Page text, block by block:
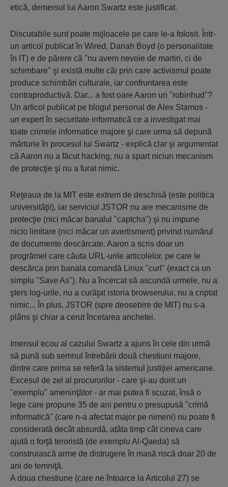
etică, demersul lui Aaron Swartz este justificat.
Discutabile sunt poate mijloacele pe care le-a folosit. Într-
un articol publicat în Wired, Danah Boyd (o personalitate
în IT) e de părere că "nu avem nevoie de martiri, ci de
schimbare" şi există multe căi prin care activismul poate
produce schimbări culturale, iar confruntarea este
contraproductivă. Dar... a fost oare Aaron un "robinhud"?
Un articol publicat pe blogul personal de Alex Stamos -
un expert în securitate informatică ce a investigat mai
toate crimele informatice majore şi care urma să depună
mărturie în procesul lui Swartz - explică clar şi argumentat
că Aaron nu a făcut hacking, nu a spart niciun mecanism
de protecţie şi nu a furat nimic.
Reţeaua de la MIT este extrem de deschisă (este politica
universităţii), iar serviciul JSTOR nu are mecanisme de
protecţie (nici măcar banalul "captcha") şi nu impune
nicio limitare (nici măcar un avertisment) privind numărul
de documente descărcate. Aaron a scris doar un
progrămel care căuta URL-urile articolelor, pe care le
descărca prin banala comandă Linux "curl" (exact ca un
simplu "Save As"). Nu a încercat să ascundă urmele, nu a
şters log-urile, nu a curăţat istoria browserului, nu a criptat
nimic... În plus, JSTOR (spre deosebire de MIT) nu s-a
plâns şi chiar a cerut încetarea anchetei.
Imensul ecou al cazului Swartz a ajuns în cele din urmă
să pună sub semnul întrebării două chestiuni majore,
dintre care prima se referă la sistemul justiţiei americane.
Excesul de zel al procurorilor - care şi-au dorit un
"exemplu" ameninţător - ar mai putea fi scuzat, însă o
lege care propune 35 de ani pentru o presupusă "crimă
informatică" (care n-a afectat major pe nimeni) nu poate fi
considerată decât absurdă, atâta timp cât cineva care
ajută o forţă teroristă (de exemplu Al-Qaeda) să
construiască arme de distrugere în masă riscă doar 20 de
ani de temniţă.
A doua chestiune (care ne întoarce la Articolul 27) se